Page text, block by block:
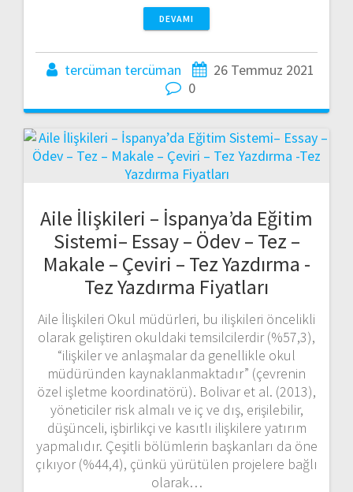
DEVAMI
tercüman tercüman
26 Temmuz 2021
0
Aile İlişkileri – İspanya’da Eğitim
Sistemi– Essay – Ödev – Tez –
Makale – Çeviri – Tez Yazdırma -
Tez Yazdırma Fiyatları
Aile İlişkileri Okul müdürleri, bu ilişkileri öncelikli
olarak geliştiren okuldaki temsilcilerdir (%57,3),
“ilişkiler ve anlaşmalar da genellikle okul
müdüründen kaynaklanmaktadır” (çevrenin
özel işletme koordinatörü). Bolivar et al. (2013),
yöneticiler risk almalı ve iç ve dış, erişilebilir,
düşünceli, işbirlikçi ve kasıtlı ilişkilere yatırım
yapmalıdır. Çeşitli bölümlerin başkanları da öne
çıkıyor (%44,4), çünkü yürütülen projelere bağlı
olarak…